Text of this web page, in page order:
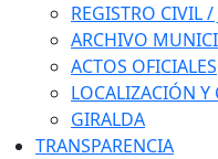
REGISTRO CIVIL
ARCHIVO
ACTOS OFICIALES
LOCALIZACIÓN Y
GIRALDA
TRANSPARENCIA